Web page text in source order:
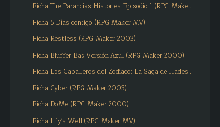
Ficha The Paranoias Histories Episodio 1 (RPG Make...
Ficha 5 Días contigo (RPG Maker MV)
Ficha Restless (RPG Maker 2003)
Ficha Bluffer Bas Versión Azul (RPG Maker 2000)
Ficha Los Caballeros del Zodíaco: La Saga de Hades...
Ficha Cyber (RPG Maker 2003)
Ficha DoMe (RPG Maker 2000)
Ficha Lily's Well (RPG Maker MV)